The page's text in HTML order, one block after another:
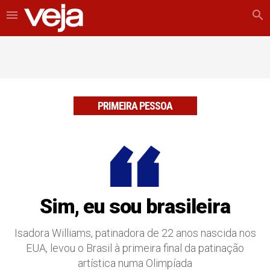
menu search
PRIMEIRA PESSOA
Sim, eu sou brasileira
Isadora Williams, patinadora de 22 anos nascida nos
EUA, levou o Brasil à primeira final da patinação
artística numa Olimpíada